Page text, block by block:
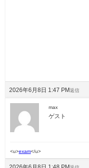
2026年6月8日 1:47 PM 返信
max
ゲスト
<u>exam</u>
返信